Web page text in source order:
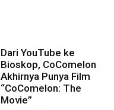
Dari YouTube ke
Bioskop, CoComelon
Akhirnya Punya Film
“CoComelon: The
Movie”